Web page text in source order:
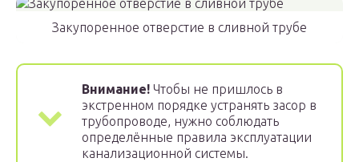
Закупоренное отверстие в сливной трубе
Внимание! Чтобы не пришлось в
экстренном порядке устранять засор в
трубопроводе, нужно соблюдать
определённые правила эксплуатации
канализационной системы.